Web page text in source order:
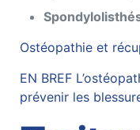
Ostéopathie et
EN BREF
prévenir les